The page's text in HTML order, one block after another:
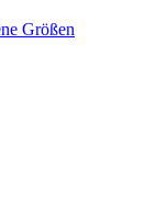
Größen